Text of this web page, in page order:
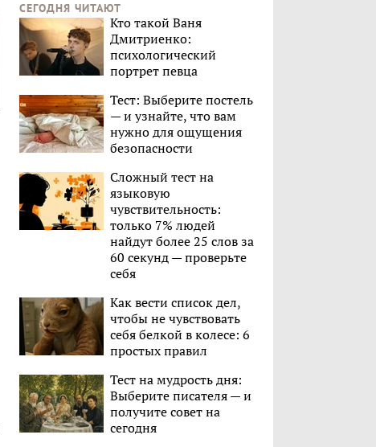
СЕГОДНЯ ЧИТАЮТ
Кто такой Ваня
Дмитриенко:
психологический
портрет певца
Тест: Выберите постель
— и узнайте, что вам
нужно для ощущения
безопасности
Сложный тест на
языковую
чувствительность:
только 7% людей
найдут более 25 слов за
60 секунд — проверьте
себя
Как вести список дел,
чтобы не чувствовать
себя белкой в колесе: 6
простых правил
Тест на мудрость дня:
Выберите писателя — и
получите совет на
сегодня